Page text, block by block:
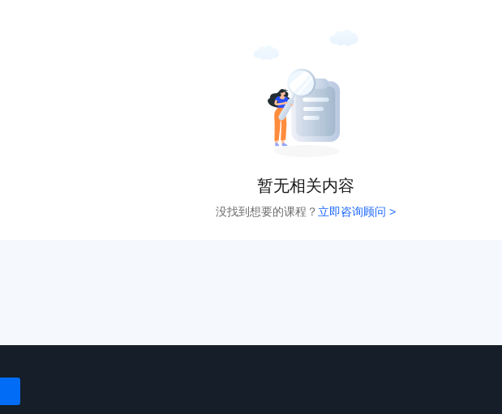
暂无相关内容
没找到想要的课程？ 立即咨询顾问 >